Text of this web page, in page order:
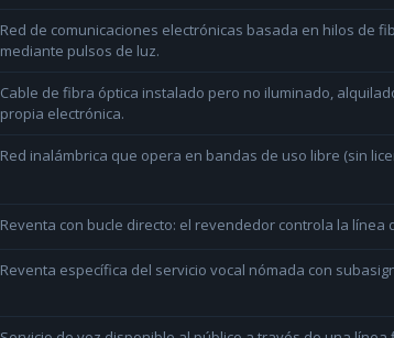
Red de comunicaciones electrónicas basada en hilos de
mediante pulsos de luz.
Cable de fibra óptica instalado pero no iluminado,
propia electrónica.
Red inalámbrica que opera en bandas de uso libre (sin
Reventa con bucle directo: el revendedor controla la línea
Reventa específica del servicio vocal nómada con